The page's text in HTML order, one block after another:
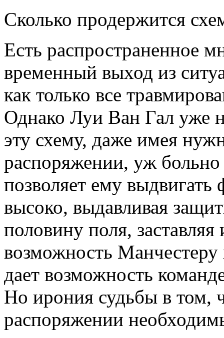
Сколько продержится
Есть распространенное
временный выход из
как только все
Однако Луи Ван Гал уже
эту схему, даже имея
распоряжении, уж
позволяет ему
высоко, выдавливая
половину поля, заставляя
возможность Манчестеру
дает возможность
Но ирония судьбы в том,
распоряжении